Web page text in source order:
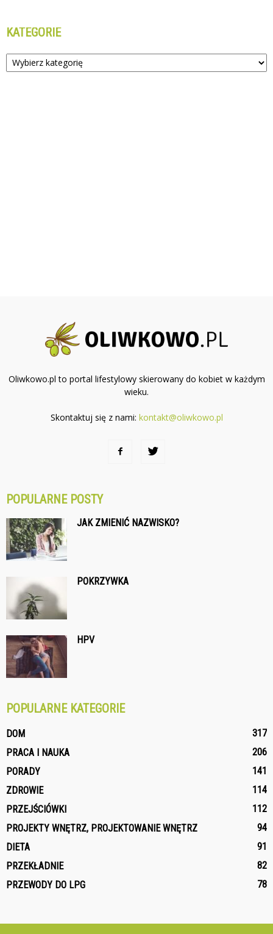
KATEGORIE
Kategorie
Oliwkowo.pl to portal lifestylowy skierowany do kobiet w każdym
wieku.
Skontaktuj się z nami: kontakt@oliwkowo.pl
POPULARNE POSTY
JAK ZMIENIĆ NAZWISKO?
POKRZYWKA
HPV
POPULARNE KATEGORIE
DOM
317
PRACA I NAUKA
206
PORADY
141
ZDROWIE
114
PRZEJŚCIÓWKI
112
PROJEKTY WNĘTRZ, PROJEKTOWANIE WNĘTRZ
94
DIETA
91
PRZEKŁADNIE
82
PRZEWODY DO LPG
78